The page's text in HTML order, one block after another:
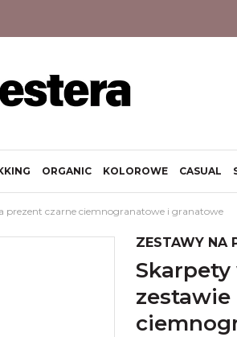
ORGANIC KOLOROWE CASUAL
prezent czarne ciemnogranatowe i granatowe
ZESTAWY NA
skarpety wełniane 94% merino wool w